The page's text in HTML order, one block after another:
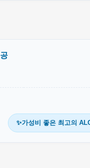
✨가성비 좋은 최고의